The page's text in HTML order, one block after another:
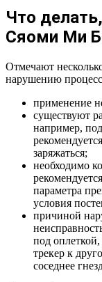
Что
Сяоми Ми
Отмечают
нарушению
применение
существуют
например,
заряжаться;
необходимо
параметра
условия
причиной
под
трекер к
соседнее